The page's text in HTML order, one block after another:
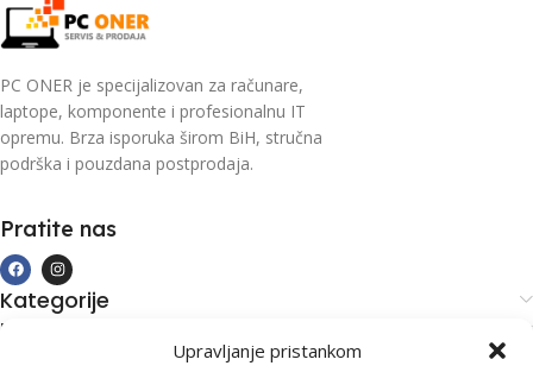
Upravljanje pristankom
PC ONER je specijalizovan za računare,
laptope, komponente i profesionalnu IT
opremu. Brza isporuka širom BiH, stručna
podrška i pouzdana postprodaja.
Pratite nas
Kategorije
Kupovina i podrška